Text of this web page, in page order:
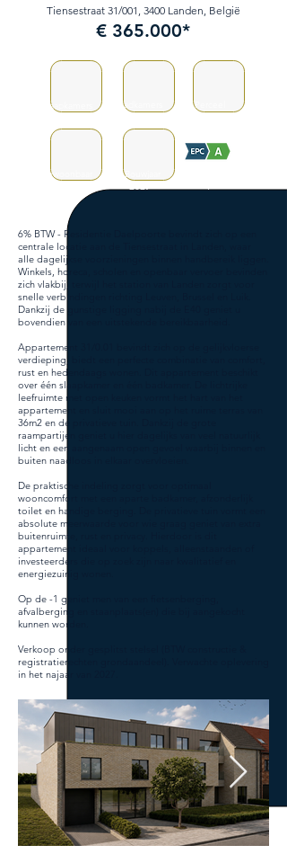
Tiensestraat 31/001, 3400 Landen, België
€ 365.000*
Slaapkamers Badkamers
Perceel
1
1 /
Bewoonbaar Bouwjaar
2027 /
6% BTW - Residentie Daelpoorte bevindt zich op een
centrale locatie aan de Tiensestraat in Landen, waar
alle dagelijkse voorzieningen binnen handbereik liggen.
Winkels, horeca, scholen en openbaar vervoer bevinden
zich vlakbij, terwijl het station van Landen zorgt voor
snelle verbindingen richting Leuven, Brussel en Luik.
Dankzij de gunstige ligging nabij de E40 geniet u
bovendien van een uitstekende bereikbaarheid.
Appartement 31/0.01 bevindt zich op de gelijkvloerse
verdieping, biedt een perfecte combinatie van comfort,
rust en hedendaags wonen. Dit appartement beschikt
over één slaapkamer en één badkamer. De lichtrijke
leefruimte met open keuken vormt het hart van het
appartement en sluit mooi aan op het ruime terras van
36m2 en de privatieve tuin. Dankzij de grote
raampartijen geniet u hier dagelijks van veel natuurlijk
licht en een aangenaam open gevoel waarbij binnen en
buiten naadloos in elkaar overvloeien.
De praktische indeling zorgt voor optimaal
wooncomfort met een aparte badkamer, afzonderlijk
toilet en handige berging. De privatieve tuin vormt een
absolute meerwaarde voor wie graag geniet van extra
buitenruimte, rust en privacy. Hierdoor is dit
appartement ideaal voor koppels, alleenstaanden of
investeerders die op zoek zijn naar kwalitatief en
energiezuinig wonen.
Op de -1 geniet men van een fietsenberging,
afvalberging en staanplaats(en) die bij aangekocht
kunnen worden.
Verkoop onder gesplitst stelsel (BTW constructie &
registratierechten grondaandeel). Verwachte oplevering
in het najaar van 2027.